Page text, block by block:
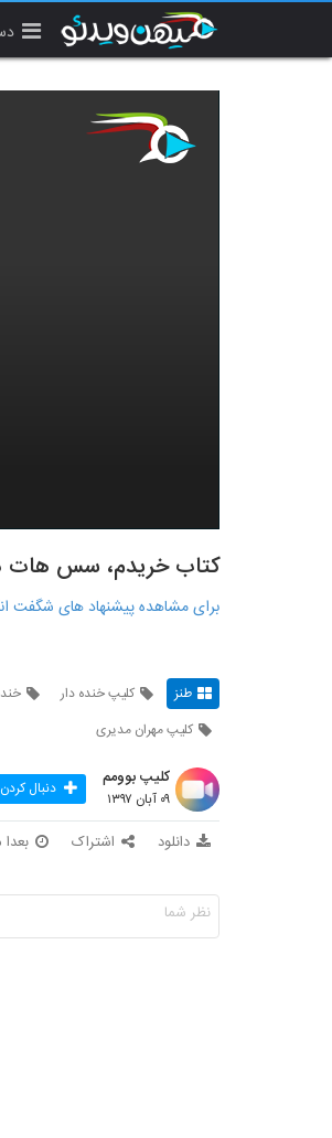
کتاب خریدم، سس
برای مشاهده پیشنهاد های شگفت انگیز دیجی کالا
طنز کلیپ خنده دار
کلیپ مهران مدیری
کلیپ بوومم
۰۹ آبان ۱۳۹۷ دنبال کردن
دانلود اشتراک بعدا